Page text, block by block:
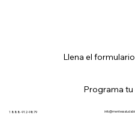
Llena el
Programa
1 888-912-9879